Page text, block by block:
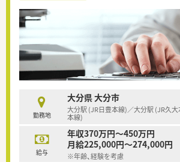
勤務地
大分県 大分市
大分駅 (JR日豊本線)／大分駅 (JR久
本線)
給与
年収370万円～450万円
月給225,000円～274,000円
※年齢、経験を考慮